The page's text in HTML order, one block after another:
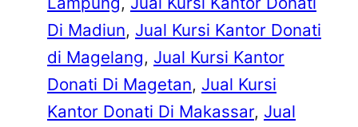
Di Madiun, Jual Kursi Kantor Donati
di Magelang, Jual Kursi Kantor
Donati Di Magetan, Jual Kursi
Kantor Donati Di Makassar, Jual